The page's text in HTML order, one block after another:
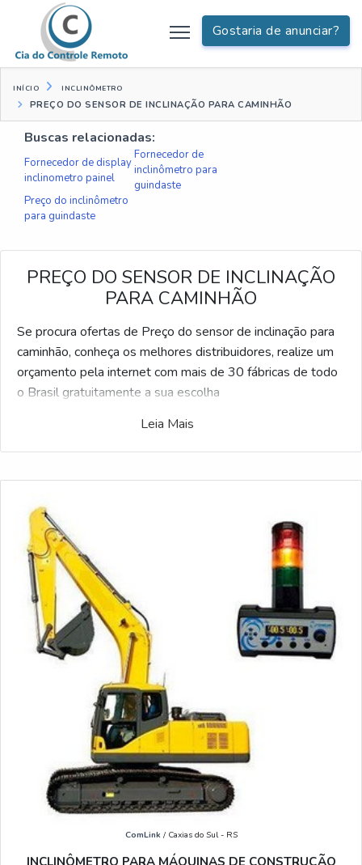
Gostaria de anunciar?
INÍCIO INCLINÔMETRO
PREÇO DO SENSOR DE INCLINAÇÃO PARA CAMINHÃO
Buscas relacionadas:
Fornecedor de display
inclinometro painel
Fornecedor de
inclinômetro para
guindaste
Preço do inclinômetro
para guindaste
PREÇO DO SENSOR DE INCLINAÇÃO
PARA CAMINHÃO
Se procura ofertas de Preço do sensor de inclinação para
caminhão, conheça os melhores distribuidores, realize um
orçamento pela internet com mais de 30 fábricas de todo
o Brasil gratuitamente a sua escolha
Pensando no comprador, a ferramenta Soluções Industriais
sensor de inclinação para caminhão e gostaria de saber
mais informações sobre a empresa clique em um ou mais
dos fornecedores listados adiante:
Leia Mais
ComLink/ Caxias do Sul - RS
INCLINÔMETRO PARA MÁQUINAS DE CONSTRUÇÃO